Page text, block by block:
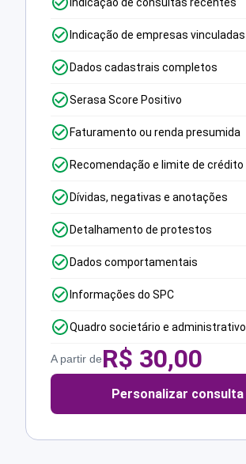
Indicação de consultas recentes
Indicação de empresas vinculadas
Dados cadastrais completos
Serasa Score Positivo
Faturamento ou renda presumida
Recomendação e limite de crédito
Dívidas, negativas e anotações
Detalhamento de protestos
Dados comportamentais
Informações do SPC
Quadro societário e administrativo
A partir deR$ 30,00
Personalizar consulta